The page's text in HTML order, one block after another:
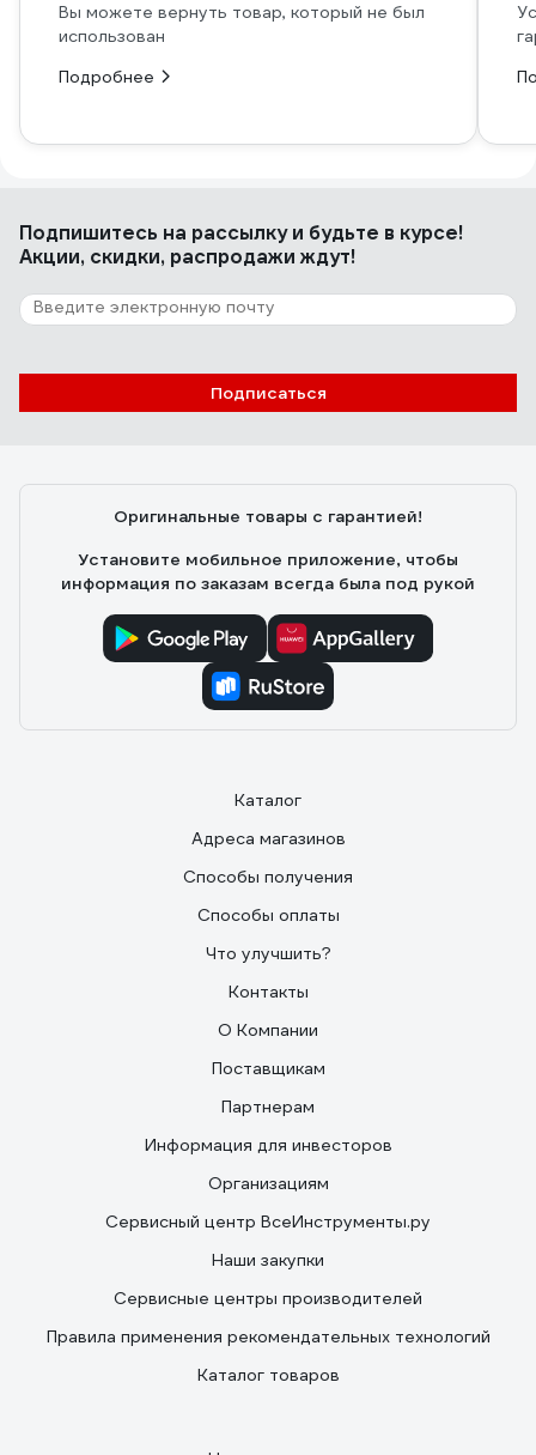
Вы можете вернуть товар, который не был
использован
Подробнее
Подпишитесь на рассылкуи будьте в курсе!
Акции, скидки, распродажи ждут!
Подписаться
Оригинальные товары с гарантией!
Установите мобильное приложение, чтобы
информация по заказам всегда была под рукой
Каталог
Адреса магазинов
Способы получения
Способы оплаты
Что улучшить?
Контакты
О Компании
Поставщикам
Партнерам
Информация для инвесторов
Организациям
Сервисный центр ВсеИнструменты.ру
Наши закупки
Сервисные центры производителей
Правила применения рекомендательных технологий
Каталог товаров